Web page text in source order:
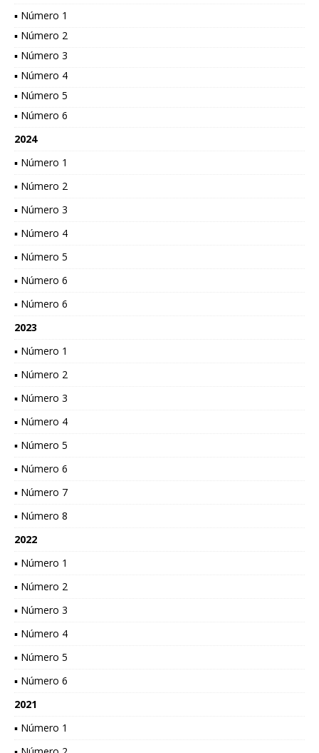
▪ Número 1
▪ Número 2
▪ Número 3
▪ Número 4
▪ Número 5
▪ Número 6
2024
▪ Número 1
▪ Número 2
▪ Número 3
▪ Número 4
▪ Número 5
▪ Número 6
▪ Número 6
2023
▪ Número 1
▪ Número 2
▪ Número 3
▪ Número 4
▪ Número 5
▪ Número 6
▪ Número 7
▪ Número 8
2022
▪ Número 1
▪ Número 2
▪ Número 3
▪ Número 4
▪ Número 5
▪ Número 6
2021
▪ Número 1